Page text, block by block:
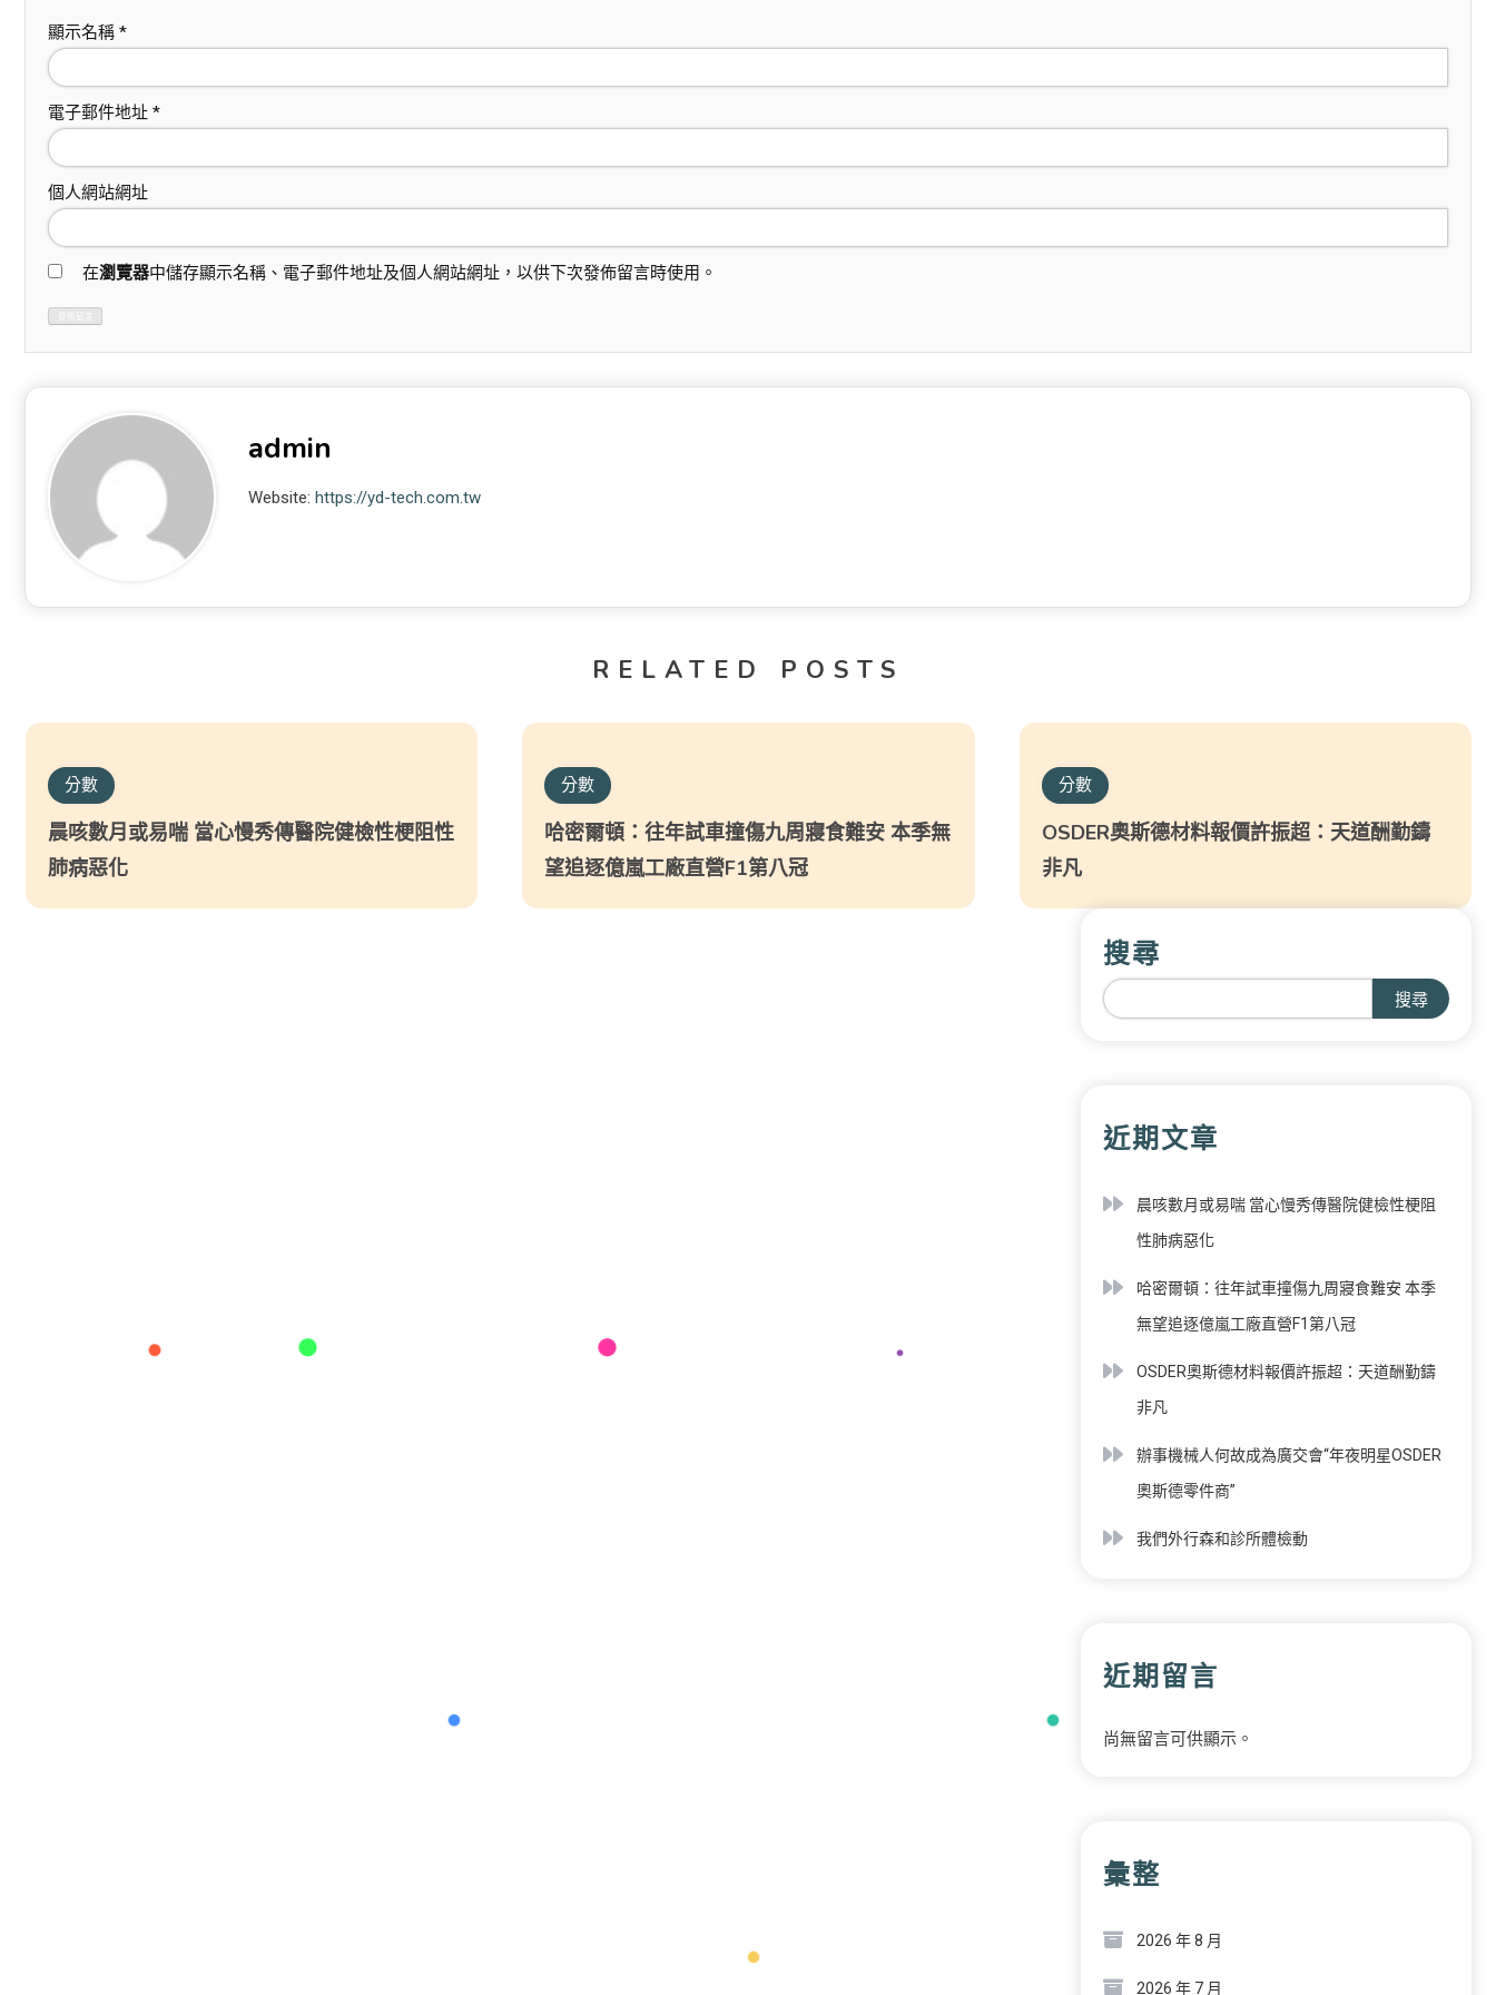
顯示名稱 *
電子郵件地址 *
個人網站網址
在瀏覽器中儲存顯示名稱、電子郵件地址及個人網站網址，以供下次發佈留言時使用。
admin
Website:https://yd-tech.com.tw
RELATED POSTS
分數
晨咳數月或易喘 當心慢秀傳醫院健檢性梗阻性
肺病惡化
分數
哈密爾頓：往年試車撞傷九周寢食難安 本季無
望追逐億嵐工廠直營F1第八冠
分數
OSDER奧斯德材料報價許振超：天道酬勤鑄
非凡
搜尋
搜尋
近期文章
晨咳數月或易喘 當心慢秀傳醫院健檢性梗阻
性肺病惡化
哈密爾頓：往年試車撞傷九周寢食難安 本季
無望追逐億嵐工廠直營F1第八冠
OSDER奧斯德材料報價許振超：天道酬勤鑄
非凡
辦事機械人何故成為廣交會“年夜明星OSDER
奧斯德零件商”
我們外行森和診所體檢動
近期留言
尚無留言可供顯示。
彙整
2026 年 8 月
2026 年 7 月